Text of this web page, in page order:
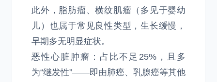
此外，脂肪瘤、横纹肌瘤（多见于婴幼
儿）也属于常见良性类型，生长缓慢，
早期多无明显症状。
恶性心脏肿瘤：占比不足25%，且多
为“继发性”——即由肺癌、乳腺癌等其他